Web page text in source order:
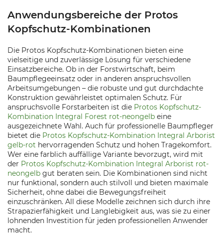
Anwendungsbereiche der Protos
Kopfschutz-Kombinationen
Die Protos Kopfschutz-Kombinationen bieten eine
vielseitige und zuverlässige Lösung für verschiedene
Einsatzbereiche. Ob in der Forstwirtschaft, beim
Baumpflegeeinsatz oder in anderen anspruchsvollen
Arbeitsumgebungen – die robuste und gut durchdachte
Konstruktion gewährleistet optimalen Schutz. Für
anspruchsvolle Forstarbeiten ist die Protos Kopfschutz-
Kombination Integral Forest rot-neongelb eine
ausgezeichnete Wahl. Auch für professionelle Baumpfleger
bietet die Protos Kopfschutz-Kombination Integral Arborist
gelb-rot hervorragenden Schutz und hohen Tragekomfort.
Wer eine farblich auffällige Variante bevorzugt, wird mit
der Protos Kopfschutz-Kombination Integral Arborist rot-
neongelb gut beraten sein. Die Kombinationen sind nicht
nur funktional, sondern auch stilvoll und bieten maximale
Sicherheit, ohne dabei die Bewegungsfreiheit
einzuschränken. All diese Modelle zeichnen sich durch ihre
Strapazierfähigkeit und Langlebigkeit aus, was sie zu einer
lohnenden Investition für jeden professionellen Anwender
macht.